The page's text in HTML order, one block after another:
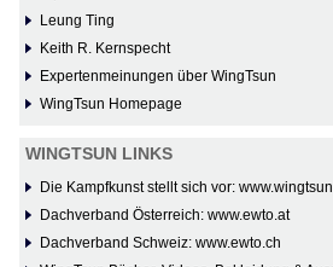
Leung Ting
Keith R. Kernspecht
Expertenmeinungen über WingTsun
WingTsun Homepage
WINGTSUN LINKS
Die Kampfkunst stellt sich vor:
Dachverband Österreich: www.ewto.at
Dachverband Schweiz: www.ewto.ch